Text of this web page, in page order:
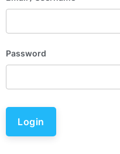
Password
Login